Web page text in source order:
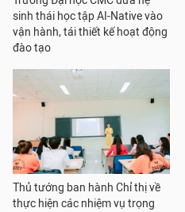
sinh thái học tập AI-Native vào
vận hành, tái thiết kế hoạt động
đào tạo
Thủ tướng ban hành Chỉ thị về
thực hiện các nhiệm vụ trọng